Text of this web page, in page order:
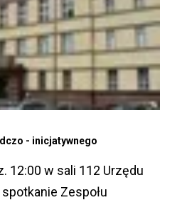
- inicjatywnego
12:00 w sali 112 Urzędu
Zespołu